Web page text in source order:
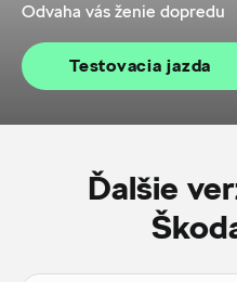
Odvaha vás ženie dopredu
Testovacia jazda
Ďalšie